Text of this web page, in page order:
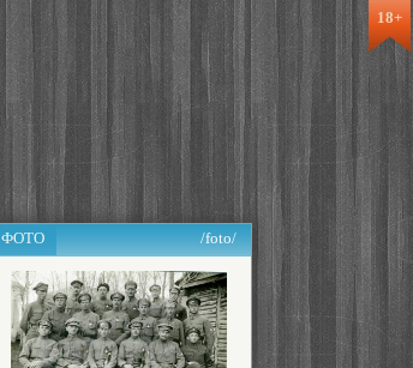
18+
ФОТО /foto/